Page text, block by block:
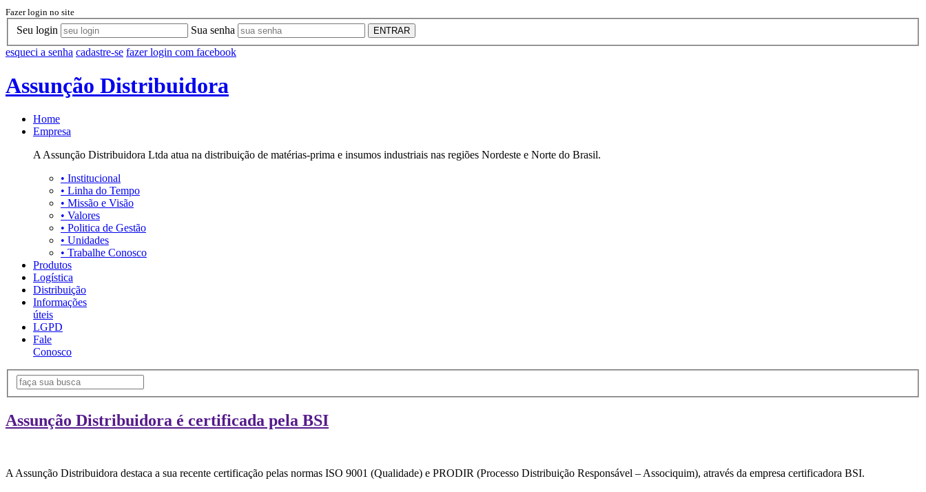
Fazer login no site
Seu login Sua senha ENTRAR
esqueci a senha cadastre-se fazer login com facebook
Assunção Distribuidora
Home
Empresa
A Assunção Distribuidora Ltda atua na distribuição de matérias-prima e insumos industriais nas regiões Nordeste e Norte do Brasil.
• Institucional
• Linha do Tempo
• Missão e Visão
• Valores
• Politica de Gestão
• Unidades
• Trabalhe Conosco
Produtos
Logística
Distribuição
Informações
úteis
LGPD
Fale
Conosco
Assunção Distribuidora é certificada pela BSI
A Assunção Distribuidora destaca a sua recente certificação pelas normas ISO 9001 (Qualidade) e PRODIR (Processo Distribuição Responsável – Associquim), através da empresa certificadora BSI.